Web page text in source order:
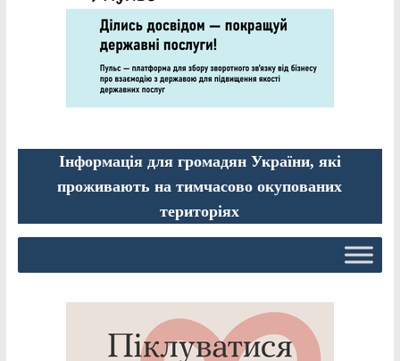
Інформація для громадян України, які
проживають на тимчасово окупованих
територіях